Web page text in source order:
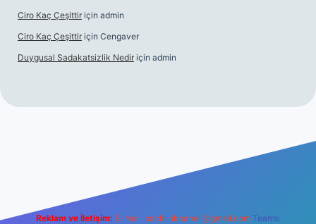
Ciro Kaç Çeşittir için admin
Ciro Kaç Çeşittir için Cengaver
Duygusal Sadakatsizlik Nedir için admin
elexbetgiris.org
Reklam ve İletişim: E-mail: backlinkpaneli@gmail.com Teams: